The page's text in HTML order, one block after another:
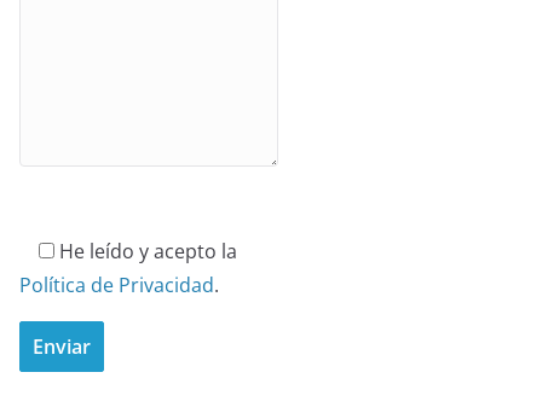
He leído y acepto la
Política de Privacidad.